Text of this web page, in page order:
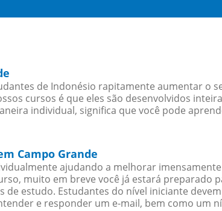
de Indonésio rapitamente aumentar o
cursos é que eles são desenvolvidos
individual, significa que você pode
Campo Grande
ajudando a melhorar
muito em breve você já estará preparado
de estudo. Estudantes do nível iniciante
e responder um e-mail, bem como um